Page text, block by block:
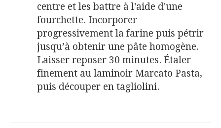
centre et les battre à l'aide d'une
fourchette. Incorporer
progressivement la farine puis pétrir
jusqu’à obtenir une pâte homogène.
Laisser reposer 30 minutes. Étaler
finement au laminoir Marcato Pasta,
puis découper en tagliolini.